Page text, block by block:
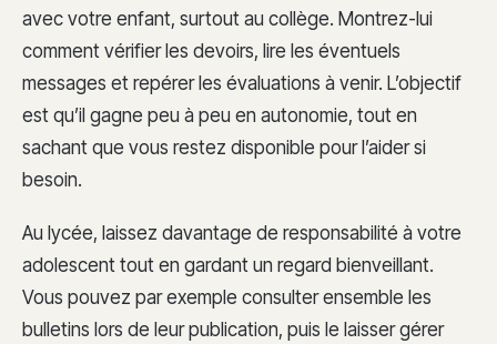
avec votre enfant, surtout au collège. Montrez-lui
comment vérifier les devoirs, lire les éventuels
messages et repérer les évaluations à venir. L’objectif
est qu’il gagne peu à peu en autonomie, tout en
sachant que vous restez disponible pour l’aider si
besoin.
Au lycée, laissez davantage de responsabilité à votre
adolescent tout en gardant un regard bienveillant.
Vous pouvez par exemple consulter ensemble les
bulletins lors de leur publication, puis le laisser gérer